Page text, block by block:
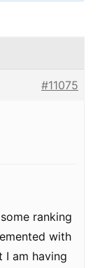
#11075
ranking
with
I am having